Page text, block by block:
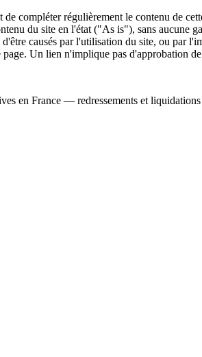
compléter régulièrement le contenu de
du site en l'état ("As is"), sans aucune
causés par l'utilisation du site, ou par
page. Un lien n'implique pas d'approbation
en France — redressements et